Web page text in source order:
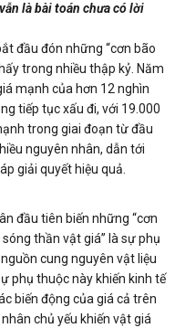
là bài toán chưa có lời
đầu đón những “cơn bão
trong nhiều thập kỷ. Năm
mạnh của hơn 12 nghìn
tiếp tục xấu đi, với 19.000
trong giai đoạn từ đầu
nguyên nhân, dẫn tới
giải quyết hiệu quả.
đầu tiên biến những “cơn
thần vật giá” là sự phụ
cung nguyên vật liệu
phụ thuộc này khiến kinh tế
biến động của giá cả trên
chủ yếu khiến vật giá